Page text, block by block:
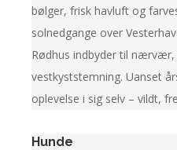
bølger, frisk havluft og
solnedgange over
Rødhus indbyder til
vestkyststemning. Uanset
oplevelse i sig selv – vildt,
Hunde